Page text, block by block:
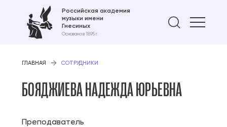
Российская академия
музыки имени
Гнесиных
Основана в 1895 г.
Найти
ГЛАВНАЯ СОТРУДНИКИ
БОЯДЖИЕВА НАДЕЖДА ЮРЬЕВНА
Преподаватель